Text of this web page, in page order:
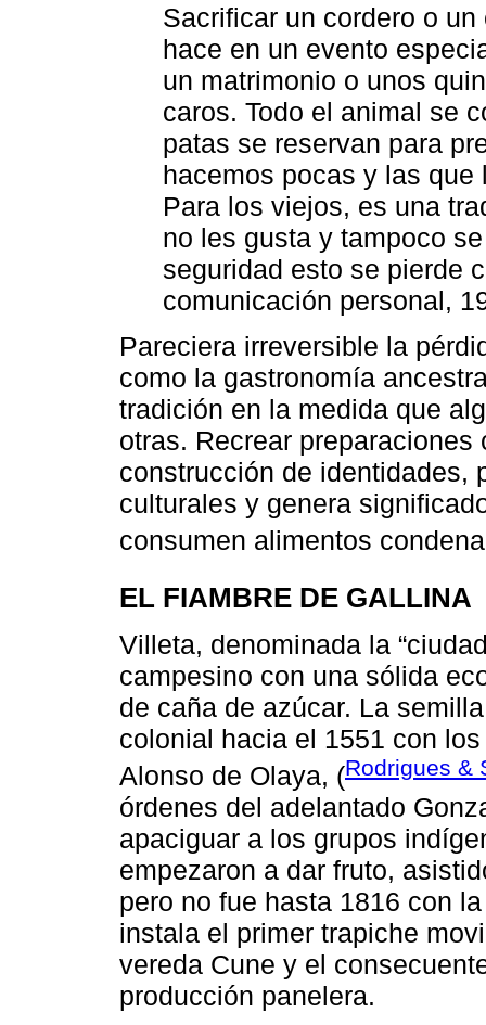
Sacrificar un cordero o
hace en un evento
un matrimonio o unos
caros. Todo el animal se
patas se reservan para
hacemos pocas y las
Para los viejos, es una
no les gusta y tampoco
seguridad esto se pierde
comunicación personal,
Pareciera irreversible la
como la gastronomía
tradición en la medida que
otras. Recrear
construcción de identidades,
culturales y genera
consumen alimentos
EL FIAMBRE DE GALLINA
Villeta, denominada la
campesino con una sólida
de caña de azúcar. La
colonial hacia el 1551 con
Alonso de Olaya, (Rodrigues &
órdenes del adelantado
apaciguar a los grupos
empezaron a dar fruto,
pero no fue hasta 1816 con
instala el primer trapiche
vereda Cune y el
producción panelera.